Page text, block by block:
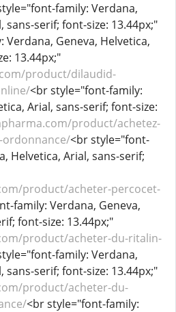
family: Verdana,
sans-serif; font-size: 13.44px;"
Geneva, Helvetica,
13.44px;"
product/dilaudid-
<br style="font-family:
Arial, sans-serif; font-size:
product/achetez-
ordonnance/<br style="font-
Helvetica, Arial, sans-serif;
product/acheter-percocet-
family: Verdana, Geneva,
font-size: 13.44px;"
product/acheter-du-ritalin-
family: Verdana,
sans-serif; font-size: 13.44px;"
product/acheter-du-
<br style="font-family: